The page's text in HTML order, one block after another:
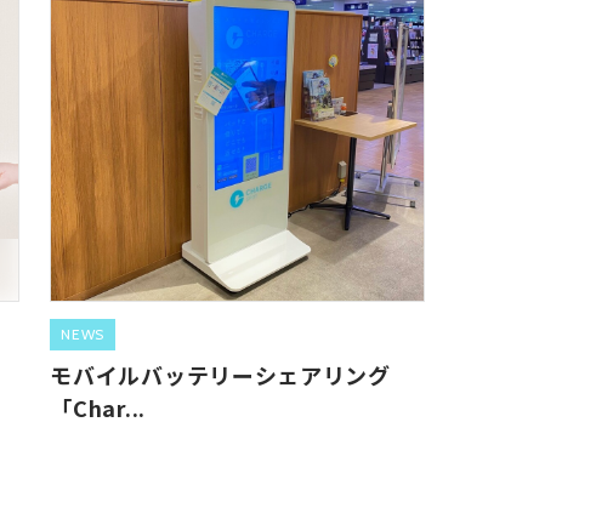
NEWS
モバイルバッテリーシェアリング
「Char...